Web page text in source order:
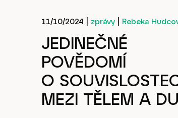
11/10/2024 zprávy Rebeka
JEDINEČNÉ
POVĚDOMÍ
O
MEZI TĚLEM A